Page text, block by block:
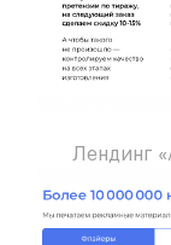
Лендинг